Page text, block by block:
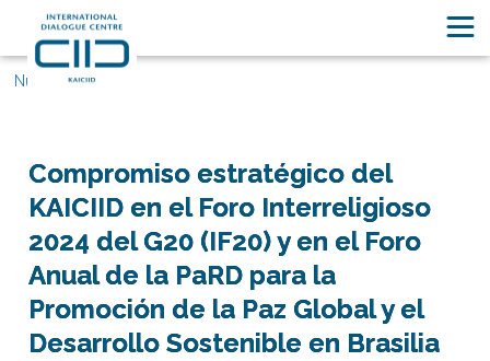
Nuestras historias
Compromiso estratégico del
KAICIID en el Foro Interreligioso
2024 del G20 (IF20) y en el Foro
Anual de la PaRD para la
Promoción de la Paz Global y el
Desarrollo Sostenible en Brasilia